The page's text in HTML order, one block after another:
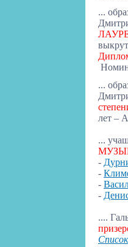
... о
... о
лет –
... у
-
-
-
-
....